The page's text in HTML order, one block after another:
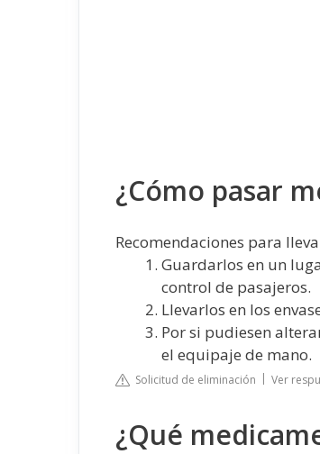
¿Cómo pasar
Recomendaciones para
Guardarlos en un
control de pasajeros.
Llevarlos en los
Por si pudiesen
el equipaje de mano.
Solicitud de eliminación Ver
¿Qué